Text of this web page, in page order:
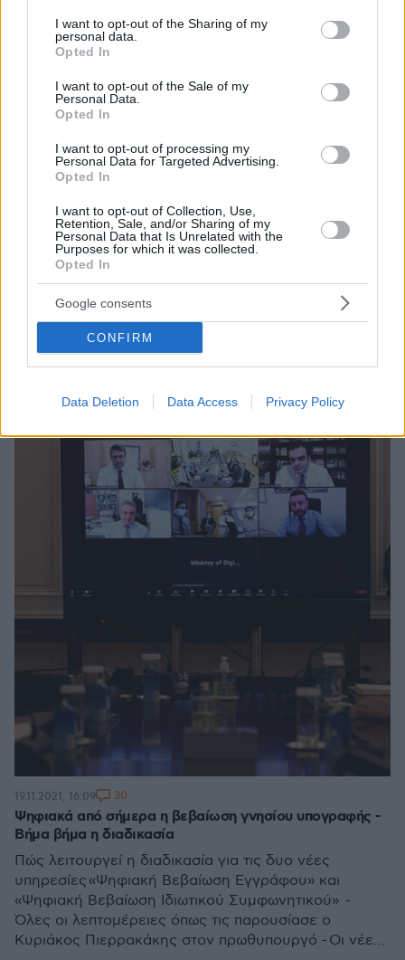
not limited to your visit or usage behaviour. You may click to
grant or deny consent to Google and its third-party tags to
use your data for below specified purposes in below Google
consent section.
I want to opt-out of the Sharing of my
personal data.
Opted In
I want to opt-out of the Sale of my
Personal Data.
Opted In
I want to opt-out of processing my
Personal Data for Targeted Advertising.
Opted In
I want to opt-out of Collection, Use,
Retention, Sale, and/or Sharing of my
Personal Data that Is Unrelated with the
Purposes for which it was collected.
Opted In
Google consents
CONFIRM
Data Deletion Data Access Privacy Policy
Πάνω από 250.000 οι βεβαιώσεις για το γνήσιο
υπογραφής μέσω του docs.gov.gr
Το docs.gov.gr ενεργοποιήθηκε στις 19 Νοεμβρίου
του 2021 και λειτουργεί ως το σημείο συγκέντρωσης
όλων των υπηρεσιών για τη βεβαίωση γνησίου
υπογραφής
20.04.2022, 17:11
Ψηφιακά από σήμερα η βεβαίωση γνησίου υπογραφής -
Βήμα βήμα η διαδικασία
Πώς λειτουργεί η διαδικασία για τις δυο νέες
υπηρεσίες «Ψηφιακή Βεβαίωση Εγγράφου» και
«Ψηφιακή Βεβαίωση Ιδιωτικού Συμφωνητικού» -
Όλες οι λεπτομέρειες όπως τις παρουσίασε ο
Κυριάκος Πιερρακάκης στον πρωθυπουργό - Οι νέες
19.11.2021, 16:09 30